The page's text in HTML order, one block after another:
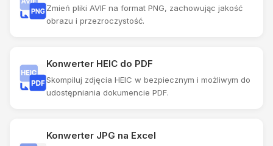
Zmień pliki AVIF na format PNG, zachowując jakość
obrazu i przezroczystość.
Konwerter HEIC do PDF
Skompiluj zdjęcia HEIC w bezpiecznym i możliwym do
udostępniania dokumencie PDF.
Konwerter JPG na Excel